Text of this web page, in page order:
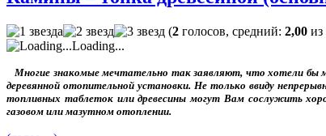
(2 голосов, средний: 2,00 из
Loading...
Многие знакомые мечтательно так заявляют, что хотели бы
деревянной отопительной установки. Не только ввиду
топливных таблеток или древесины могут Вам сослужить
газовом или мазутном отоплении.